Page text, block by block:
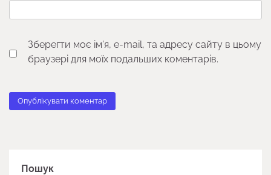
Зберегти моє ім'я, e-mail, та адресу сайту в цьому
браузері для моїх подальших коментарів.
Пошук